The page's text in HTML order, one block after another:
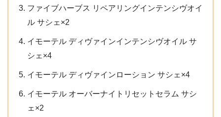
ファイブハーブス リペアリングインテンシヴオイ
ル サシェ×2
イモーテル ディヴァインインテンシヴオイル サ
シェ×4
イモーテル ディヴァインローション サシェ×4
イモーテル オーバーナイトリセットセラム サシ
ェ×2